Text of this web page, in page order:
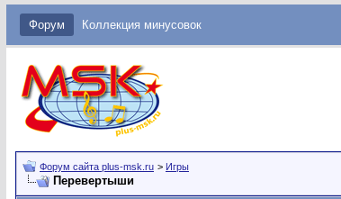
Форум Коллекция минусовок
Форум сайта plus-msk.ru > Игры
Перевертыши